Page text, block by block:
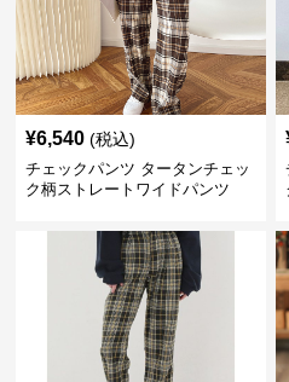
¥6,540 (税込)
チェックパンツ タータンチェッ
ク柄ストレートワイドパンツ